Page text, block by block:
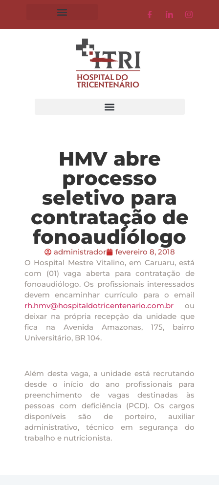
HMV abre
processo
seletivo para
contratação de
fonoaudiólogo
administrador
fevereiro 8, 2018
O Hospital Mestre Vitalino, em Caruaru, está
com (01) vaga aberta para contratação de
fonoaudiólogo. Os profissionais interessados
devem encaminhar currículo para o email
rh.hmv@hospitaldotricentenario.com.br ou
deixar na própria recepção da unidade que
fica na Avenida Amazonas, 175, bairro
Universitário, BR 104.
Além desta vaga, a unidade está recrutando
desde o início do ano profissionais para
preenchimento de vagas destinadas às
pessoas com deficiência (PCD). Os cargos
disponíveis são de porteiro, auxiliar
administrativo, técnico em segurança do
trabalho e nutricionista.